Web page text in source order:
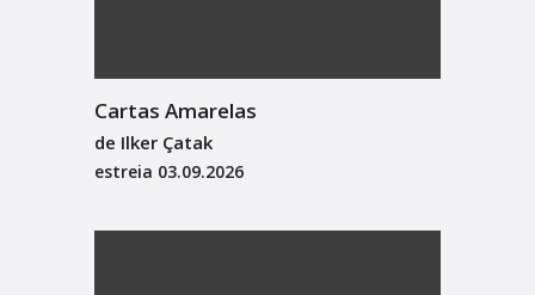
Cartas Amarelas
de Ilker Çatak
estreia 03.09.2026